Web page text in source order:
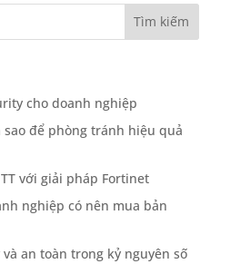
cho doanh nghiệp
sao để phòng tránh hiệu quả
với giải pháp Fortinet
nghiệp có nên mua bản
an toàn trong kỷ nguyên số